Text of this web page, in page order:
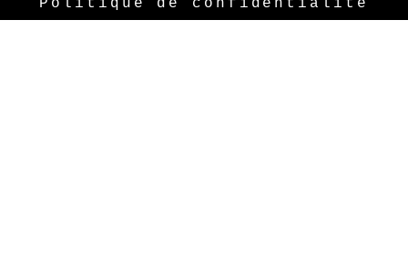
Politique de confidentialité